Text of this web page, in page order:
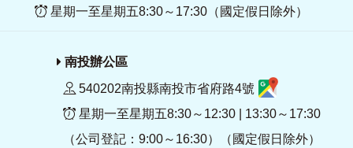
星期一至星期五8:30～17:30（國定假日除外）
南投辦公區
540202南投縣南投市省府路4號
星期一至星期五8:30～12:30 | 13:30～17:30
（公司登記：9:00～16:30）（國定假日除外）